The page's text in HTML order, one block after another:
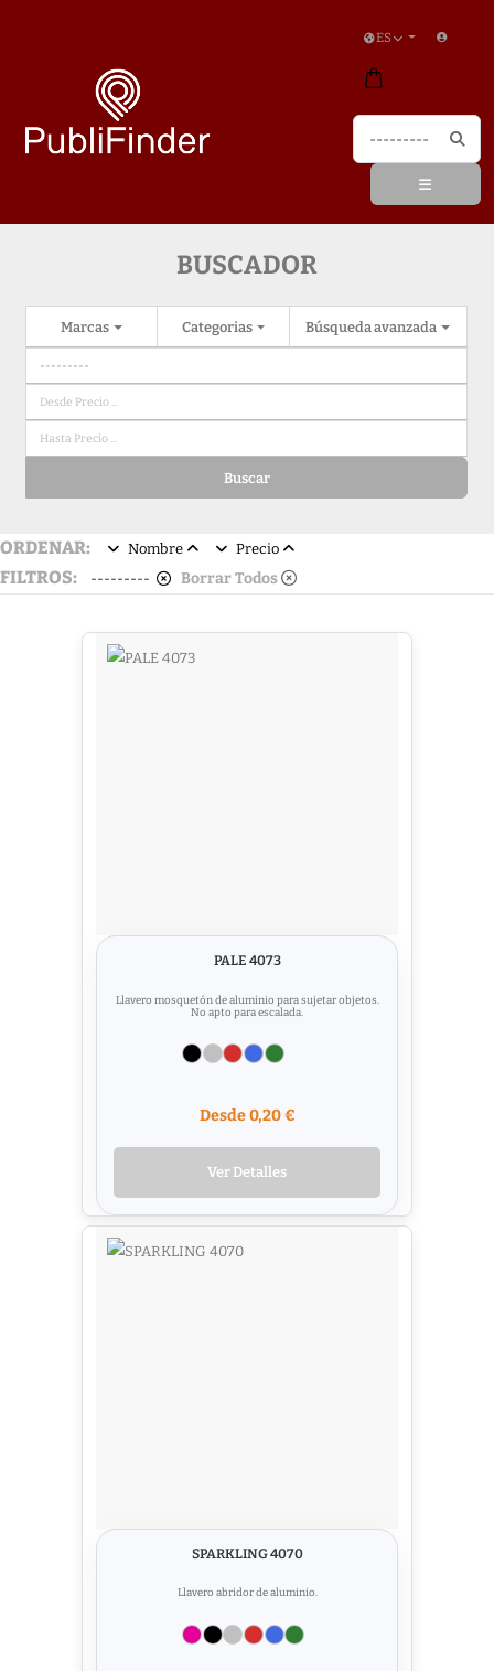
ES
BUSCADOR
Categorias
Marcas Búsqueda avanzada
Buscar
ORDENAR: Nombre Precio
FILTROS: --------- Borrar Todos
PALE 4073
Llavero mosquetón de aluminio para sujetar objetos.
No apto para escalada.
Desde 0,20 €
Ver Detalles
SPARKLING 4070
Llavero abridor de aluminio.